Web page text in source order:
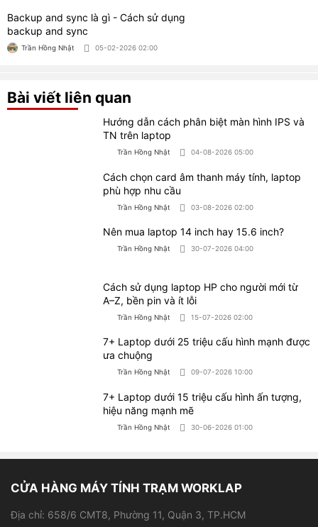
Backup and sync là gì - Cách sử dụng
backup and sync
Trần Hồng Nhật 05-02-2026 02:00
Bài viết liên quan
Hướng dẫn cách phân biệt màn hình IPS và
TN trên laptop
Trần Hồng Nhật 04-08-2026 05:00
Cách chọn card âm thanh máy tính, laptop
phù hợp nhu cầu
Trần Hồng Nhật 03-08-2026 02:00
Nên mua laptop 14 inch hay 15.6 inch?
Trần Hồng Nhật 30-07-2026 04:00
Cách sử dụng laptop HP cho người mới từ
A–Z, bền pin và ít lỗi
Trần Hồng Nhật 15-07-2026 02:00
7+ Laptop dưới 25 triệu cấu hình mạnh được
ưa chuộng
Trần Hồng Nhật 09-07-2026 10:00
7+ Laptop dưới 15 triệu cấu hình ấn tượng,
hiệu năng mạnh mẽ
Trần Hồng Nhật 30-06-2026 01:00
CỬA HÀNG MÁY TÍNH TRẠM WORKLAP
Địa chỉ: 658/6 CMT8, Phường 11, Quận 3, TP.HCM